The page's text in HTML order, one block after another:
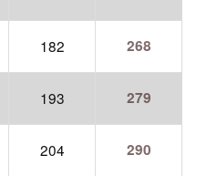
182 268
193 279
204 290